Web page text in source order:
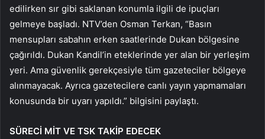
edilirken sır gibi saklanan konumla ilgili de ipuçları
gelmeye başladı. NTV’den Osman Terkan, “Basın
mensupları sabahın erken saatlerinde Dukan bölgesine
çağırıldı. Dukan Kandil’in eteklerinde yer alan bir yerleşim
yeri. Ama güvenlik gerekçesiyle tüm gazeteciler bölgeye
alınmayacak. Ayrıca gazetecilere canlı yayın yapmamaları
konusunda bir uyarı yapıldı.” bilgisini paylaştı.
SÜRECİ MİT VE TSK TAKİP EDECEK